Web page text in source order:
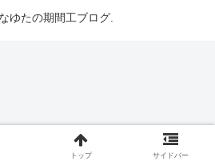
ゆたの期間工ブログ.
トップ サイドバー